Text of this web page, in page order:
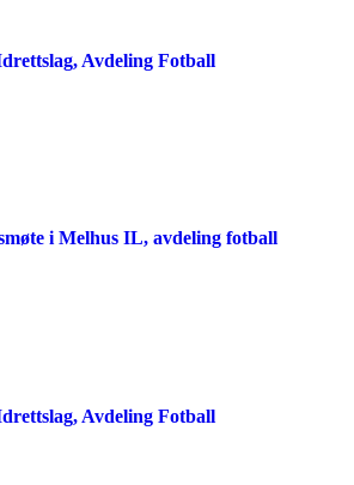
Avdeling Fotball
i Melhus IL, avdeling fotball
Avdeling Fotball